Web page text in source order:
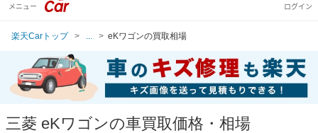
メニュー ログイン
楽天Carトップ eKワゴンの買取相場
三菱 eKワゴンの車買取価格・相場